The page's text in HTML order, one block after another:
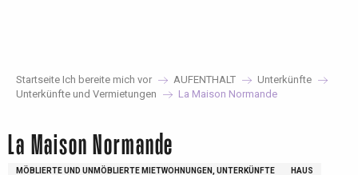
Startseite Ich bereite mich vor AUFENTHALT
Unterkünfte
Unterkünfte und Vermietungen
La Maison Normande
La Maison Normande
MÖBLIERTE UND UNMÖBLIERTE MIETWOHNUNGEN, UNTERKÜNFTE HAUS